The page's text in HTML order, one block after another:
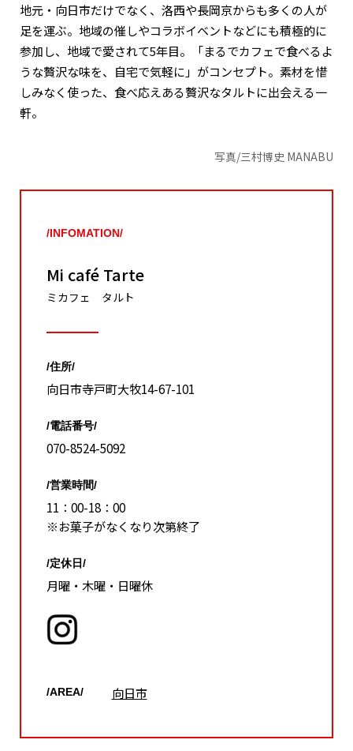
地元・向日市だけでなく、洛西や長岡京からも多くの人が
足を運ぶ。地域の催しやコラボイベントなどにも積極的に
参加し、地域で愛されて5年目。「まるでカフェで食べるよ
うな贅沢な味を、自宅で気軽に」がコンセプト。素材を惜
しみなく使った、食べ応えある贅沢なタルトに出会える一
軒。
写真/三村博史 MANABU
/INFOMATION/
Mi café Tarte
ミカフェ タルト
/住所/
向日市寺戸町大牧14-67-101
/電話番号/
070-8524-5092
/営業時間/
11：00-18：00
※お菓子がなくなり次第終了
/定休日/
月曜・木曜・日曜休
/AREA/ 向日市